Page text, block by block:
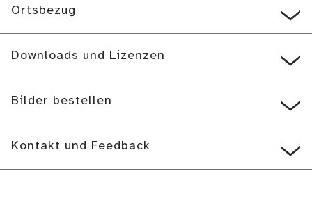
Ortsbezug
Downloads und Lizenzen
Bilder bestellen
Kontakt und Feedback